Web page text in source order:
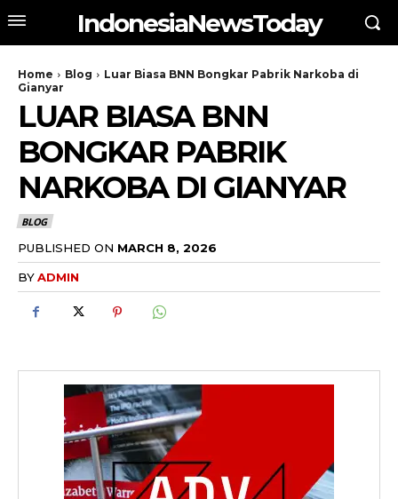
IndonesiaNewsToday
Home Blog
Luar Biasa BNN Bongkar Pabrik Narkoba di
Gianyar
LUAR BIASA BNN
BONGKAR PABRIK
NARKOBA DI GIANYAR
BLOG
PUBLISHED ON MARCH 8, 2026
BYADMIN